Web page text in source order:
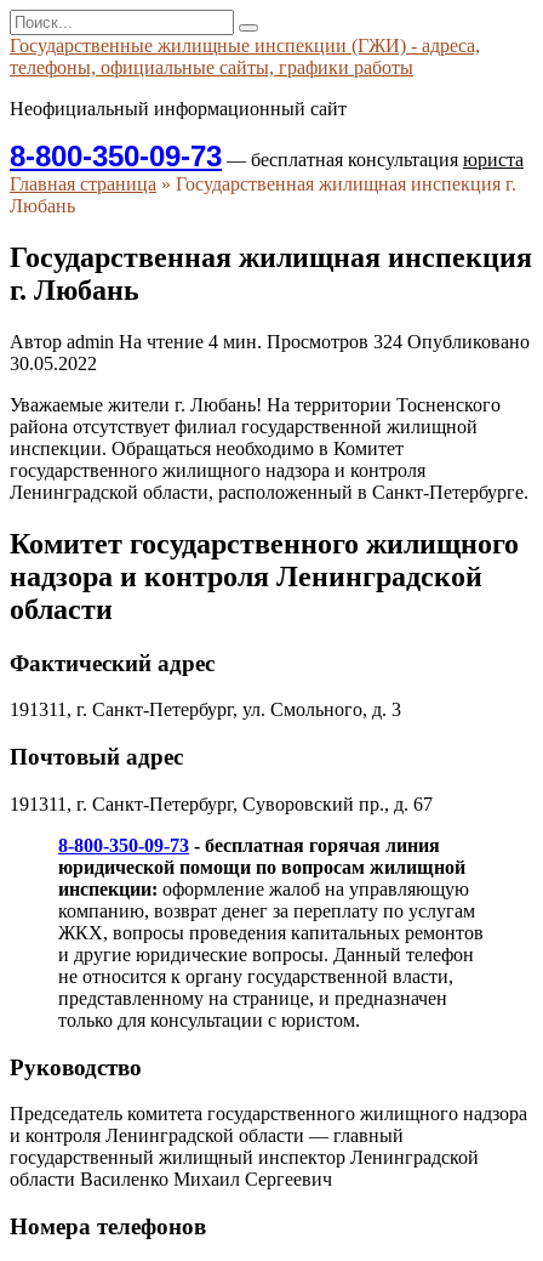
Перейти
к
содержанию
Search
for:
Государственные жилищные инспекции (ГЖИ) - адреса,
телефоны, официальные сайты, графики работы
Неофициальный информационный сайт
8-800-350-09-73 — бесплатная консультация юриста
Главная страница » Государственная жилищная инспекция г.
Любань
Государственная жилищная инспекция
г. Любань
Автор admin На чтение 4 мин. Просмотров 324 Опубликовано
30.05.2022
Уважаемые жители г. Любань! На территории Тосненского
района отсутствует филиал государственной жилищной
инспекции. Обращаться необходимо в Комитет
государственного жилищного надзора и контроля
Ленинградской области, расположенный в Санкт-Петербурге.
Комитет государственного жилищного
надзора и контроля Ленинградской
области
Фактический адрес
191311, г. Санкт-Петербург, ул. Смольного, д. 3
Почтовый адрес
191311, г. Санкт-Петербург, Суворовский пр., д. 67
8-800-350-09-73 - бесплатная горячая линия
юридической помощи по вопросам жилищной
инспекции: оформление жалоб на управляющую
компанию, возврат денег за переплату по услугам
ЖКХ, вопросы проведения капитальных ремонтов
и другие юридические вопросы. Данный телефон
не относится к органу государственной власти,
представленному на странице, и предназначен
только для консультации с юристом.
Руководство
Председатель комитета государственного жилищного надзора
и контроля Ленинградской области — главный
государственный жилищный инспектор Ленинградской
области Василенко Михаил Сергеевич
Номера телефонов